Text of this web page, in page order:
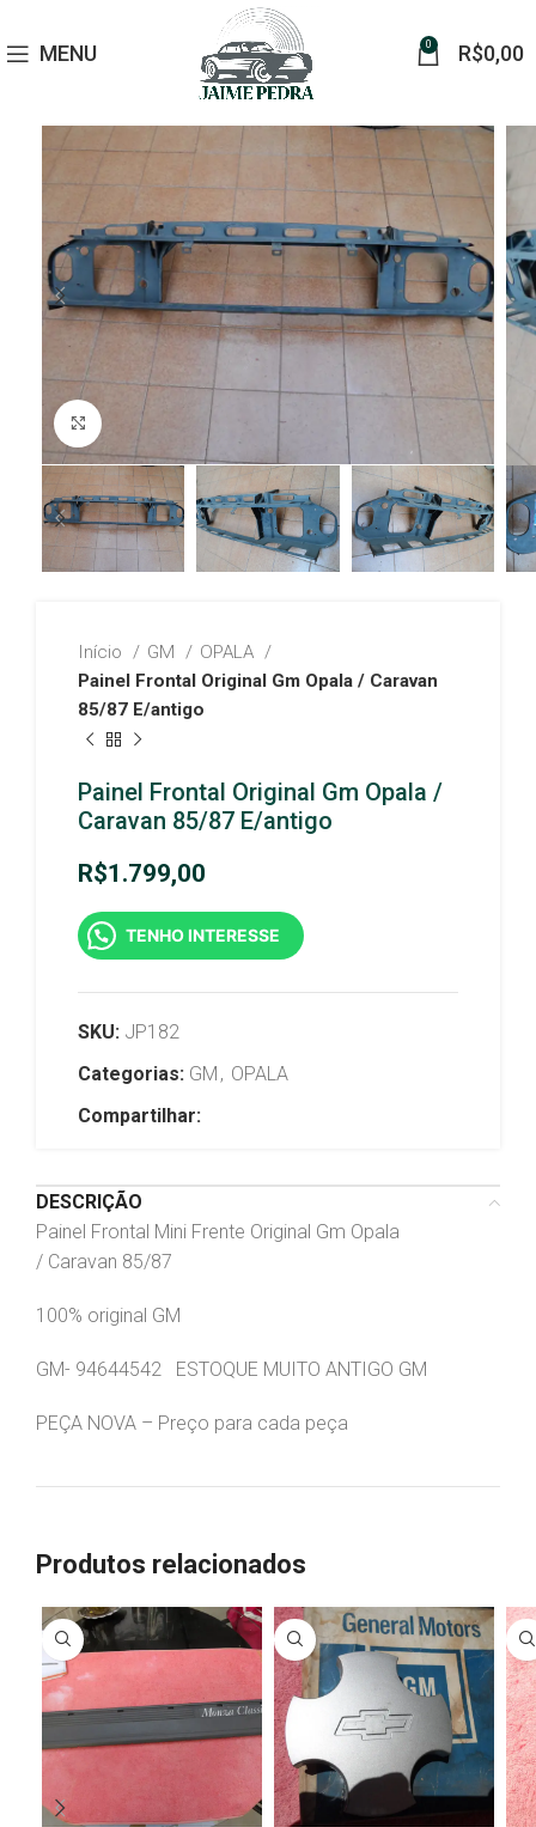
MENU 0 R$0,00
Click to enlarge
Início GM
OPALA
Painel Frontal Original Gm Opala / Caravan
85/87 E/antigo
Painel Frontal Original Gm Opala /
Caravan 85/87 E/antigo
R$1.799,00
TENHO INTERESSE
SKU: JP182
Categorias: GM , OPALA
Compartilhar:
DESCRIÇÃO
Painel Frontal Mini Frente Original Gm Opala
/ Caravan 85/87
100% original GM
GM- 94644542 ESTOQUE MUITO ANTIGO GM
PEÇA NOVA – Preço para cada peça
Produtos relacionados